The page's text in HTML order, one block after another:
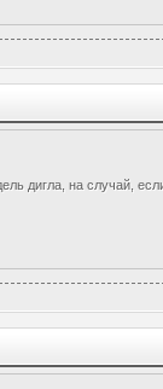
дигла, на случай,